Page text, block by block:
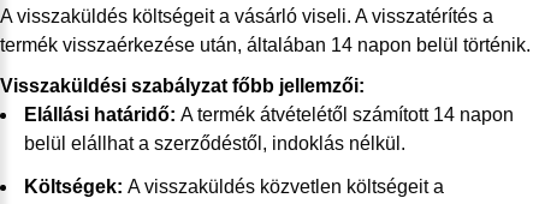
A visszaküldés költségeit a vásárló viseli. A visszatérítés a
termék visszaérkezése után, általában 14 napon belül történik.
Visszaküldési szabályzat főbb jellemzői:
Elállási határidő: A termék átvételétől számított 14 napon
belül elállhat a szerződéstől, indoklás nélkül.
Költségek: A visszaküldés közvetlen költségeit a